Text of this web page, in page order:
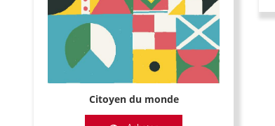
Citoyen du monde